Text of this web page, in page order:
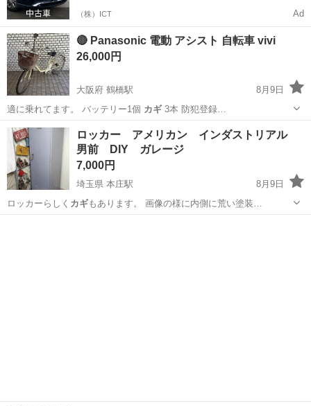
（株）ICT Ad
🔴 Panasonic 電動 アシスト 自転車 vivi
26,000円
大阪府 鶴橋駅
8月9日
適に乗れてます。 バッテリー1個 カギ 3本 防犯登録…
大阪 大阪市 電動アシスト自転車
ロッカー アメリカン インダストリアル
男前 DIY ガレージ
7,000円
埼玉県 本庄駅
8月9日
ロッカーらしく カギもあります。 画像の様に内側に荒い塗装…